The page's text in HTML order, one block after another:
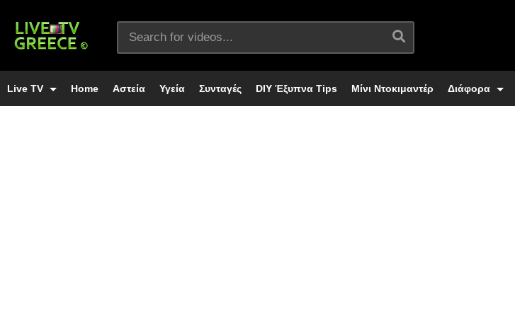
Live TV Home Αστεία Υγεία Συνταγές DIY Έξυπνα Tips Μίνι Ντοκιμαντέρ Διάφορα